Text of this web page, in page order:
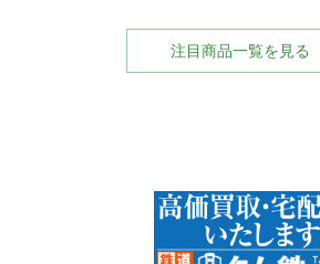
ージ
注目商品一覧を見る